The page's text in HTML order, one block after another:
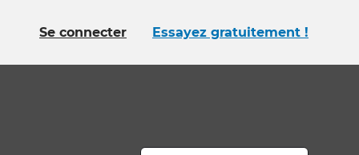
Se connecter Essayez gratuitement !